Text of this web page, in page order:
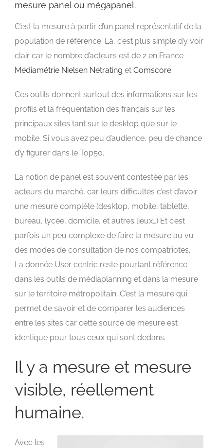
mesure panel ou mégapanel.
C’est la mesure à partir d’un panel représentatif de la
population de référence. Là, c’est plus simple d’y voir
clair car le nombre d’acteurs est de 2 en France :
Médiamétrie Nielsen Netrating et Comscore.
Ces outils donnent surtout des informations sur les
profils et la fréquentation des français sur les
principaux sites tant sur le desktop que sur le
mobile. Si vous avez peu d’audience, peu de chance
d’y figurer dans le Top50.
La notion de panel est souvent contestée par les
acteurs du marché, car leurs difficultés c’est d’avoir
une mesure complète (desktop, mobile, tablette,
bureau, lycée, domicile, et autres lieux…) Et c’est
parfois un peu complexe de faire la mesure au vu
des modes de consultation de nos compatriotes.
La donnée User centric reste pourtant référence
dans les outils de médiaplanning et dans la mesure
sur le territoire métropolitain…C’est la mesure qui
permet de savoir et de comparer les audiences
entre les sites car cette source de mesure est
identique pour tous ceux qui sont dedans.
Il y a mesure et mesure
visible, réellement
humaine.
Avec les